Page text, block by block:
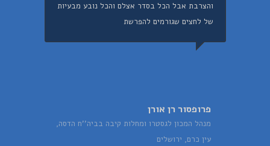
והצרבת אבל הכל בסדר אצלם והכל נובע מבעיות
של לחצים שגורמים להפרשת
פרופסור רן אורן
מנהל המכון לגסטרו ומחלות קיבה בביה''ח הדסה,
עין כרם, ירושלים